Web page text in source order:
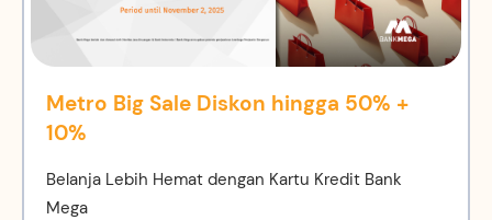
Metro Big Sale Diskon hingga 50% +
10%
Belanja Lebih Hemat dengan Kartu Kredit Bank
Mega